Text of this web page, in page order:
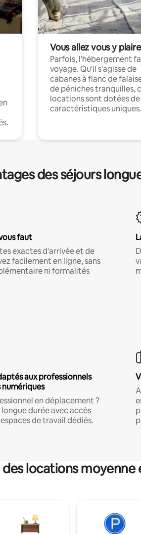
Vous allez vous y plaire
Parfois, l'hébergement
voyage. Qu'il s'agisse de
cabanes à flanc de
de péniches tranquilles,
locations sont dotées de
caractéristiques uniques.
des séjours
faut
exactes d'arrivée et de
facilement en ligne, sans
ni formalités
aux professionnels
numériques
en déplacement ?
durée avec accès
de travail dédiés.
locations